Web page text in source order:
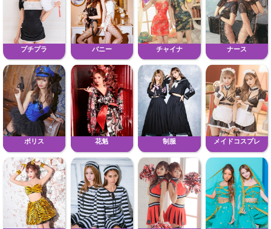
プチプラ バニー チャイナ ナース
ポリス 花魁 制服 メイドコスプレ